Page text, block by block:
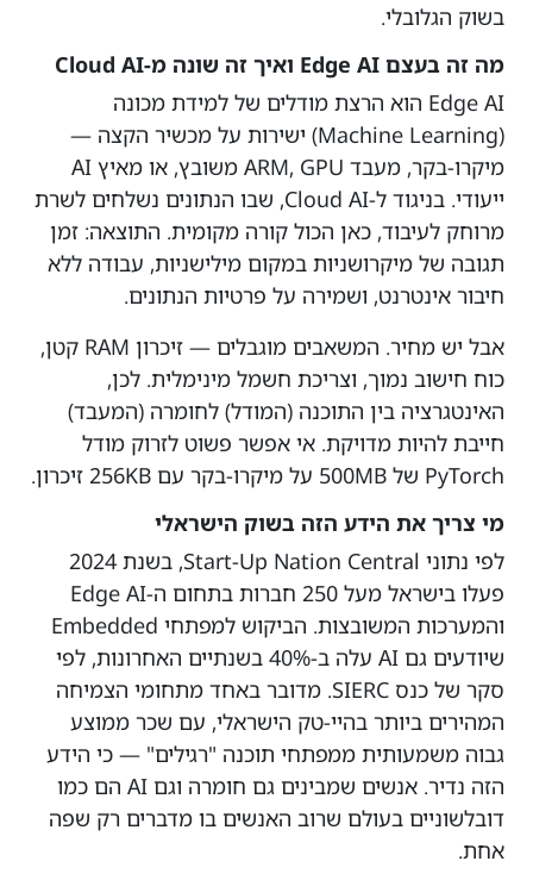
בשוק הגלובלי.
מה זה בעצם Edge AI ואיך זה שונה מ-Cloud AI
Edge AI הוא הרצת מודלים של למידת מכונה
(Machine Learning) ישירות על מכשיר הקצה —
מיקרו-בקר, מעבד ARM, GPU משובץ, או מאיץ AI
ייעודי. בניגוד ל-Cloud AI, שבו הנתונים נשלחים לשרת
מרוחק לעיבוד, כאן הכול קורה מקומית. התוצאה: זמן
תגובה של מיקרושניות במקום מילישניות, עבודה ללא
חיבור אינטרנט, ושמירה על פרטיות הנתונים.
אבל יש מחיר. המשאבים מוגבלים — זיכרון RAM קטן,
כוח חישוב נמוך, וצריכת חשמל מינימלית. לכן,
האינטגרציה בין התוכנה (המודל) לחומרה (המעבד)
חייבת להיות מדויקת. אי אפשר פשוט לזרוק מודל
PyTorch של 500MB על מיקרו-בקר עם 256KB זיכרון.
מי צריך את הידע הזה בשוק הישראלי
לפי נתוני Start-Up Nation Central, בשנת 2024
פעלו בישראל מעל 250 חברות בתחום ה-Edge AI
והמערכות המשובצות. הביקוש למפתחי Embedded
שיודעים גם AI עלה ב-40% בשנתיים האחרונות, לפי
סקר של כנס SIERC. מדובר באחד מתחומי הצמיחה
המהירים ביותר בהיי-טק הישראלי, עם שכר ממוצע
גבוה משמעותית ממפתחי תוכנה "רגילים" — כי הידע
הזה נדיר. אנשים שמבינים גם חומרה וגם AI הם כמו
דובלשוניים בעולם שרוב האנשים בו מדברים רק שפה
אחת.